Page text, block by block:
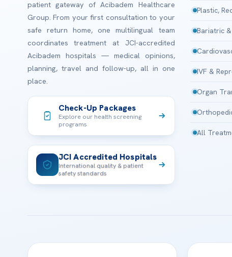
patient gateway of Acibadem Healthcare
Group. From your first consultation to your
safe return home, one multilingual team
coordinates treatment at JCI-accredited
Acibadem hospitals — medical opinions,
planning, travel and follow-up, all in one
place.
Check-Up Packages
Explore our health screening
programs
JCI Accredited Hospitals
International quality & patient
safety standards
Plastic,
Bariatric
IVF &
Organ
All